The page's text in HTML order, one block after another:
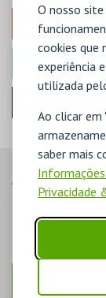
O nosso
cookies que
experiência
utilizada
Ao clicar em
saber mais
Informações
Privacidade
AINDA NÃO
O registo na
compras na área